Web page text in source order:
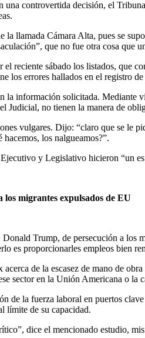
una controvertida decisión, el
la llamada Cámara Alta, pues se
que no fue otra cosa que
reciente sábado los listados, que
los errores hallados en el registro
información solicitada. Mediante
no tienen la manera de
vulgares. Dijo: “claro que se le
los nalgueamos?”.
y Legislativo hicieron “un
migrantes expulsados de EU
Trump, de persecución a
es proporcionarles empleos bien
de la escasez de mano de
sector en la Unión Americana o la
la fuerza laboral en puertos
límite de su capacidad.
dice el mencionado estudio,